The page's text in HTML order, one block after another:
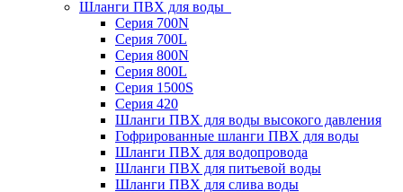
Шланги ПВХ для воды
Серия 700N
Серия 700L
Серия 800N
Серия 800L
Серия 1500S
Серия 420
Шланги ПВХ для воды высокого давления
Гофрированные шланги ПВХ для воды
Шланги ПВХ для водопровода
Шланги ПВХ для питьевой воды
Шланги ПВХ для слива воды